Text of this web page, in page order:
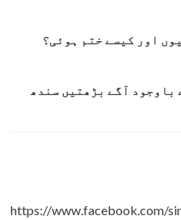
اور کیسے ختم ہوئی؟
باوجود آگے بڑھتیں سندھ
https://www.facebook.com/